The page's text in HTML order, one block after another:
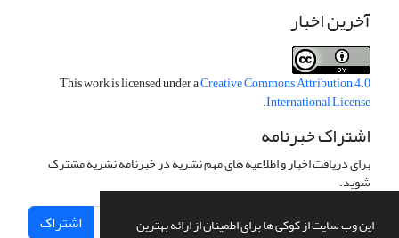
این وب سایت از کوکی ها برای اطمینان از ارائه بهترین
آخرین اخبار
This work is licensed under aCreative Commons Attribution 4.0
International License
.
اشتراک خبرنامه
برای دریافت اخبار و اطلاعیه های مهم نشریه در خبرنامه نشریه مشترک
شوید.
اشتراک